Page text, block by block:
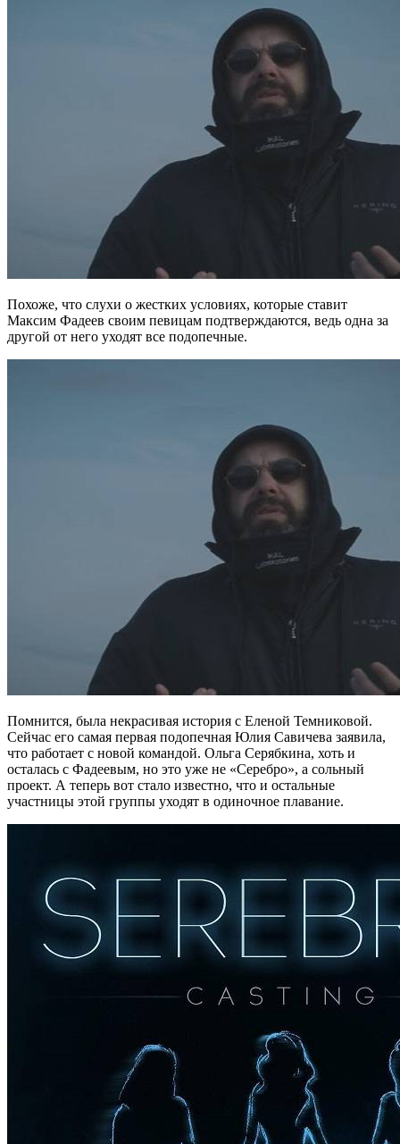
Похоже, что слухи о жестких условиях, которые ставит
Максим Фадеев своим певицам подтверждаются, ведь одна за
другой от него уходят все подопечные.
Помнится, была некрасивая история с Еленой Темниковой.
Сейчас его самая первая подопечная Юлия Савичева заявила,
что работает с новой командой. Ольга Серябкина, хоть и
осталась с Фадеевым, но это уже не «Серебро», а сольный
проект. А теперь вот стало известно, что и остальные
участницы этой группы уходят в одиночное плавание.